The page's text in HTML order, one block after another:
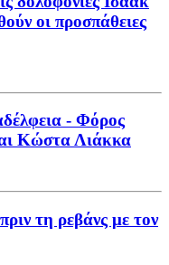
οι προσπάθειες
- Φόρος
Κώστα Λιάκκα
τη ρεβάνς με τον